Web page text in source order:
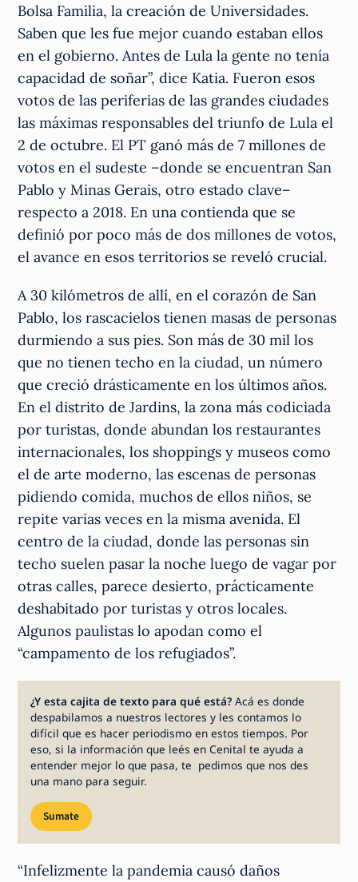
Bolsa Familia, la creación de Universidades.
Saben que les fue mejor cuando estaban ellos
en el gobierno. ​​Antes de Lula la gente no tenía
capacidad de soñar”, dice Katia. Fueron esos
votos de las periferias de las grandes ciudades
las máximas responsables del triunfo de Lula el
2 de octubre. El PT ganó más de 7 millones de
votos en el sudeste –donde se encuentran San
Pablo y Minas Gerais, otro estado clave–
respecto a 2018. En una contienda que se
definió por poco más de dos millones de votos,
el avance en esos territorios se reveló crucial.
A 30 kilómetros de allí, en el corazón de San
Pablo, los rascacielos tienen masas de personas
durmiendo a sus pies. Son más de 30 mil los
que no tienen techo en la ciudad, un número
que creció drásticamente en los últimos años.
En el distrito de Jardins, la zona más codiciada
por turistas, donde abundan los restaurantes
internacionales, los shoppings y museos como
el de arte moderno, las escenas de personas
pidiendo comida, muchos de ellos niños, se
repite varias veces en la misma avenida. El
centro de la ciudad, donde las personas sin
techo suelen pasar la noche luego de vagar por
otras calles, parece desierto, prácticamente
deshabitado por turistas y otros locales.
Algunos paulistas lo apodan como el
“campamento de los refugiados”.
¿Y esta cajita de texto para qué está?Acá es donde
despabilamos a nuestros lectores y les contamos lo
difícil que es hacer periodismo en estos tiempos. Por
eso, si la información que leés en Cenital te ayuda a
entender mejor lo que pasa, te pedimos que nos des
una mano para seguir.
Sumate
“Infelizmente la pandemia causó daños